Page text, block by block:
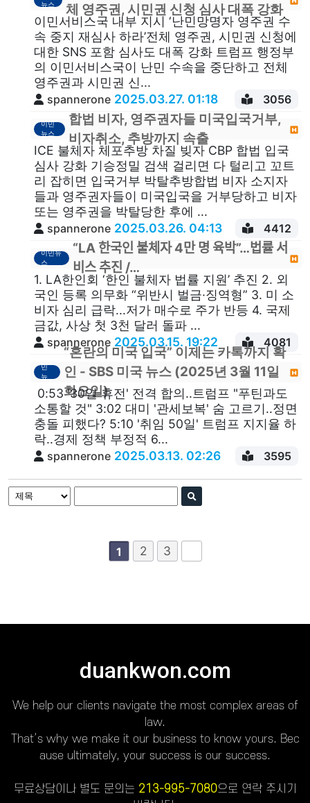
뉴스
체 영주권, 시민권 신청 심사 대폭 강화
이민서비스국 내부 지시 ‘난민망명자 영주권 수
속 중지 재심사 하라’전체 영주권, 시민권 신청에
대한 SNS 포함 심사도 대폭 강화 트럼프 행정부
의 이민서비스국이 난민 수속을 중단하고 전체
영주권과 시민권 신...
spannerone 2025.03.27. 01:18 3056
이민
뉴스
합법 비자, 영주권자들 미국입국거부,
비자취소, 추방까지 속출
ICE 불체자 체포추방 차질 빚자 CBP 합법 입국
심사 강화 기승정밀 검색 걸리면 다 털리고 꼬트
리 잡히면 입국거부 박탈추방합법 비자 소지자
들과 영주권자들이 미국입국을 거부당하고 비자
또는 영주권을 박탈당한 후에 ...
spannerone 2025.03.26. 04:13 4412
이민뉴
스
“LA 한국인 불체자 4만 명 육박”…법률 서
비스 추진 /…
1. LA한인회 ‘한인 불체자 법률 지원’ 추진 2. 외
국인 등록 의무화 “위반시 벌금·징역형” 3. 미 소
비자 심리 급락...저가 매수로 주가 반등 4. 국제
금값, 사상 첫 3천 달러 돌파 ...
spannerone 2025.03.15. 19:22 4081
민
뉴
“혼란의 미국 입국” 이제는 카톡까지 확
인 - SBS 미국 뉴스 (2025년 3월 11일
화요일)
0:53 '30일 휴전' 전격 합의..트럼프 "푸틴과도
소통할 것" 3:02 대미 '관세보복' 숨 고르기..정면
충돌 피했다? 5:10 '취임 50일' 트럼프 지지율 하
락..경제 정책 부정적 6...
spannerone 2025.03.13. 02:26 3595
1 2 3
duankwon.com
We help our clients navigate the most complex areas of
law.
That’s why we make it our business to know yours. Bec
ause ultimately, your success is our success.
무료상담이나 별도 문의는 213-995-7080으로 연락 주시기